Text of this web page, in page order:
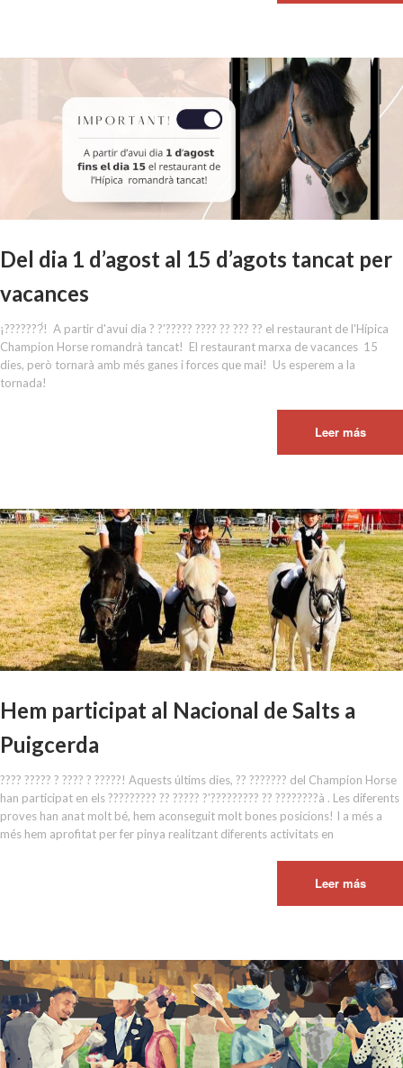
Del dia 1 d’agost al 15 d’agots tancat per
vacances
¡???????́!⁣ ⁣ A partir d'avui dia ? ?'????? ???? ?? ??? ?? el restaurant de l'Hípica
Champion Horse romandrà tancat!⁣ ⁣ El restaurant marxa de vacances 15
dies, però tornarà amb més ganes i forces que mai!⁣ ⁣ Us esperem a la
tornada!⁣
Leer más
Hem participat al Nacional de Salts a
Puigcerda
???? ????? ? ???? ? ?????! Aquests últims dies, ?? ??????? del Champion Horse
han participat en els ????????? ?? ????? ?'????????? ?? ????????à . Les diferents
proves han anat molt bé, hem aconseguit molt bones posicions! I a més a
més hem aprofitat per fer pinya realitzant diferents activitats en
Leer más